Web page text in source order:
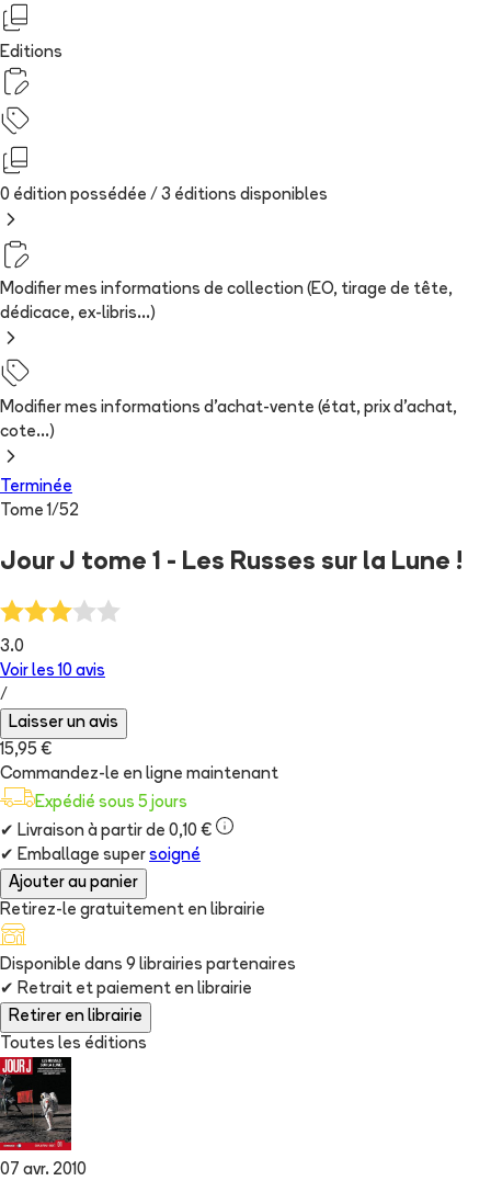
Editions
0 édition possédée / 3 éditions disponibles
Modifier mes informations de collection (EO, tirage de tête,
dédicace, ex-libris...)
Modifier mes informations d'achat-vente (état, prix d'achat,
cote...)
Terminée
Tome 1/52
Jour J tome 1 - Les Russes sur la Lune !
3.0
Voir les 10 avis
/
Laisser un avis
15,95 €
Commandez-le en ligne maintenant
Expédié sous 5 jours
✔ Livraison à partir de 0,10 €
✔ Emballage super soigné
Ajouter au panier
Retirez-le gratuitement en librairie
Disponible dans 9 librairies partenaires
✔ Retrait et paiement en librairie
Retirer en librairie
Toutes les éditions
07 avr. 2010